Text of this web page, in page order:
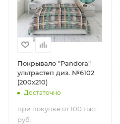
Покрывало "Pandora"
ультрастеп диз. №6102
(200х210)
Достаточно
при покупке от 100 тыс.
руб.